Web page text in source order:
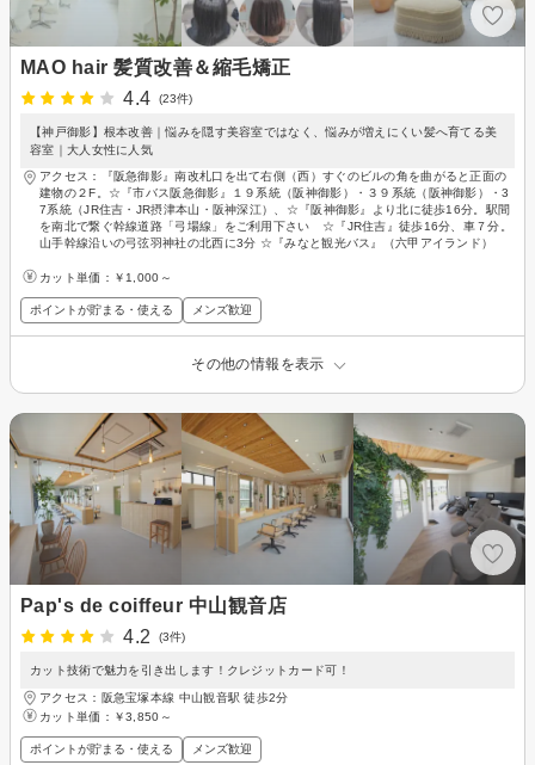
MAO hair 髪質改善＆縮毛矯正
4.4
(23件)
【神戸御影】根本改善｜悩みを隠す美容室ではなく、悩みが増えにくい髪へ育てる美
容室｜大人女性に人気
アクセス：『阪急御影』南改札口を出て右側（西）すぐのビルの角を曲がると正面の
建物の２F。☆『市バス阪急御影』１９系統（阪神御影）・３９系統（阪神御影）・3
7系統（JR住吉・JR摂津本山・阪神深江）、☆『阪神御影』より北に徒歩16分。駅間
を南北で繋ぐ幹線道路「弓場線」をご利用下さい ☆『JR住吉』徒歩16分、車７分。
山手幹線沿いの弓弦羽神社の北西に3分 ☆『みなと観光バス』（六甲アイランド）
カット単価： ￥1,000～
ポイントが貯まる・使える メンズ歓迎
その他の情報を表示
Pap's de coiffeur 中山観音店
4.2
(3件)
カット技術で魅力を引き出します！クレジットカード可！
アクセス：阪急宝塚本線 中山観音駅 徒歩2分
カット単価： ￥3,850～
ポイントが貯まる・使える メンズ歓迎